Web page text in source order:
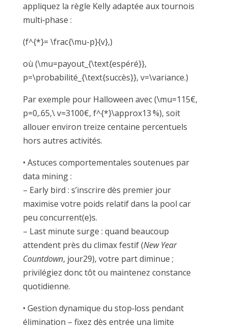
appliquez la règle Kelly adaptée aux tournois
multi‐phase :
(f^{*}= \frac{\mu-p}{v},)
où (\mu=payout_{\text{espéré}},
p=\probabilité_{\text{succès}}, v=\variance.)
Par exemple pour Halloween avec (\mu=115€,
p=0,.65,\ v≈3100€, f^{*}\approx13 %), soit
allouer environ treize centaine percentuels
hors autres activités.
• Astuces comportementales soutenues par
data mining :
– Early bird : s’inscrire dès premier jour
maximise votre poids relatif dans la pool car
peu concurrent(e)s.
– Last minute surge : quand beaucoup
attendent près du climax festif (New Year
Countdown, jour​29), votre part diminue ;
privilégiez donc tôt ou maintenez constance
quotidienne.
• Gestion dynamique du stop‑loss pendant
élimination – fixez dès entrée una limite